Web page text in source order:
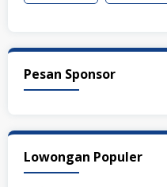
Pesan Sponsor
Lowongan Populer